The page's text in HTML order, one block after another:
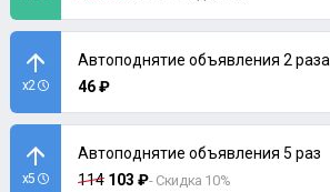
x2
Автоподнятие объявления 2 раза
46 ₽
x5
Автоподнятие объявления 5 раз
114 103 ₽- Скидка 10%